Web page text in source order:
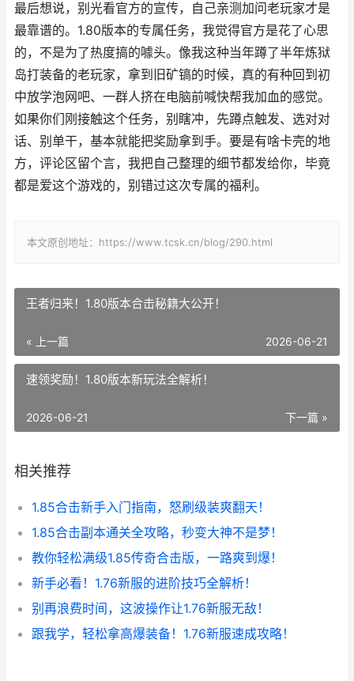
最后想说，别光看官方的宣传，自己亲测加问老玩家才是
最靠谱的。1.80版本的专属任务，我觉得官方是花了心思
的，不是为了热度搞的噱头。像我这种当年蹲了半年炼狱
岛打装备的老玩家，拿到旧矿镐的时候，真的有种回到初
中放学泡网吧、一群人挤在电脑前喊快帮我加血的感觉。
如果你们刚接触这个任务，别瞎冲，先蹲点触发、选对对
话、别单干，基本就能把奖励拿到手。要是有啥卡壳的地
方，评论区留个言，我把自己整理的细节都发给你，毕竟
都是爱这个游戏的，别错过这次专属的福利。
本文原创地址：https://www.tcsk.cn/blog/290.html
王者归来！1.80版本合击秘籍大公开！
« 上一篇 2026-06-21
速领奖励！1.80版本新玩法全解析！
下一篇 »
2026-06-21
相关推荐
1.85合击新手入门指南，怒刷级装爽翻天！
1.85合击副本通关全攻略，秒变大神不是梦！
教你轻松满级1.85传奇合击版，一路爽到爆！
新手必看！1.76新服的进阶技巧全解析！
别再浪费时间，这波操作让1.76新服无敌！
跟我学，轻松拿高爆装备！1.76新服速成攻略！